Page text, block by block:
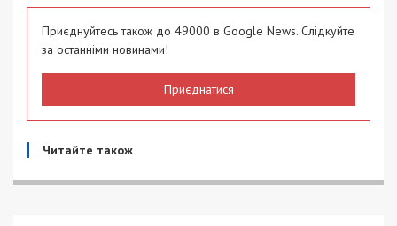
Приєднуйтесь також до 49000 в Google News. Слідкуйте
за останніми новинами!
Приєднатися
Читайте також